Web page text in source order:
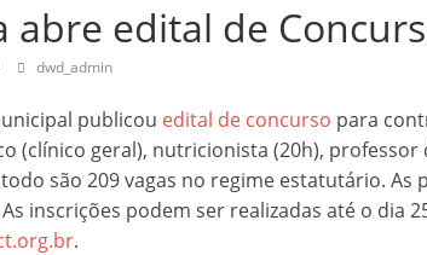
abre edital de
dwd_admin
publicou edital de concurso para
(clínico geral), nutricionista (20h),
são 209 vagas no regime estatutário. As
inscrições podem ser realizadas até o dia
.